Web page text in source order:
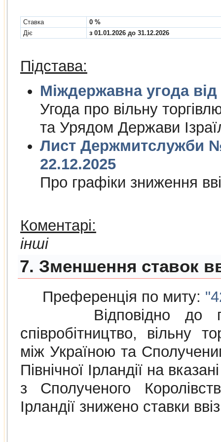
Cтавка
0 %
Діє
з 01.01.2026 до 31.12.2026
Підстава:
Угода про вiльну
та Урядом Держави
Лист Держмитслужби №
22.12.2025
Про графiки зниження
Коментарі:
інші
7. Зменшення ставок
Преференція по миту:
Відповідно до
співробітництво, вільну
між Україною та
Північної Ірландії на
з Сполученого
Ірландії знижено ставки